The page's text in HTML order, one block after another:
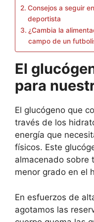
Consejos a seguir
deportista
¿Cambia la
campo de un
El
para
El glucógeno que
través de los
energía que
físicos. Este
almacenado sobre
menor grado en el
En esfuerzos de
agotamos las